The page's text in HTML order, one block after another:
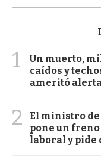
1
Un muerto,
caídos y
ameritó
2
El ministro
pone un
laboral y pide